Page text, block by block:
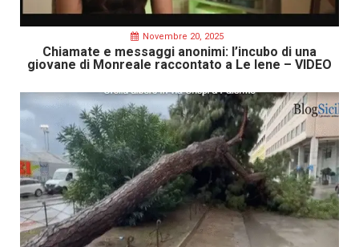
Novembre 20, 2025
Chiamate e messaggi anonimi: l’incubo di una
giovane di Monreale raccontato a Le Iene – VIDEO